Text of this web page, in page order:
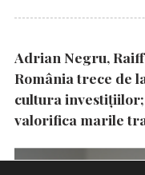
Adrian Negru,
România trece de
cultura
valorifica marile